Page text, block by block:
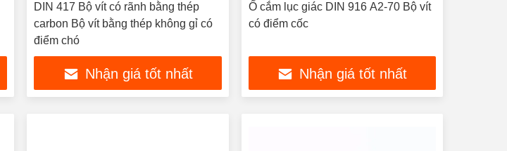
DIN 417 Bộ vít có rãnh bằng thép
carbon Bộ vít bằng thép không gỉ có
điểm chó
Nhận giá tốt nhất
Ổ cắm lục giác DIN 916 A2-70 Bộ vít
có điểm cốc
Nhận giá tốt nhất